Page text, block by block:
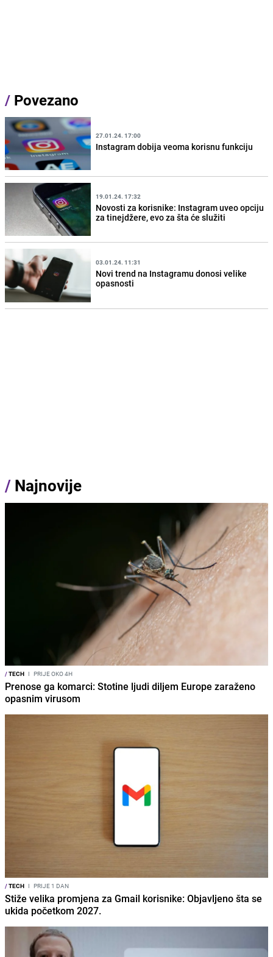
/ Povezano
27.01.24. 17:00
Instagram dobija veoma korisnu funkciju
19.01.24. 17:32
Novosti za korisnike: Instagram uveo opciju
za tinejdžere, evo za šta će služiti
03.01.24. 11:31
Novi trend na Instagramu donosi velike
opasnosti
/ Najnovije
/TECH I PRIJE OKO 4H
Prenose ga komarci: Stotine ljudi diljem Europe zaraženo
opasnim virusom
/TECH I PRIJE 1 DAN
Stiže velika promjena za Gmail korisnike: Objavljeno šta se
ukida početkom 2027.